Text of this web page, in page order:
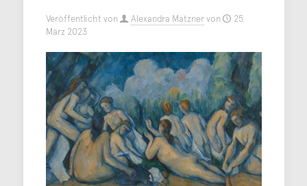
Veröffentlicht von Alexandra Matznervon
25.
März 2023